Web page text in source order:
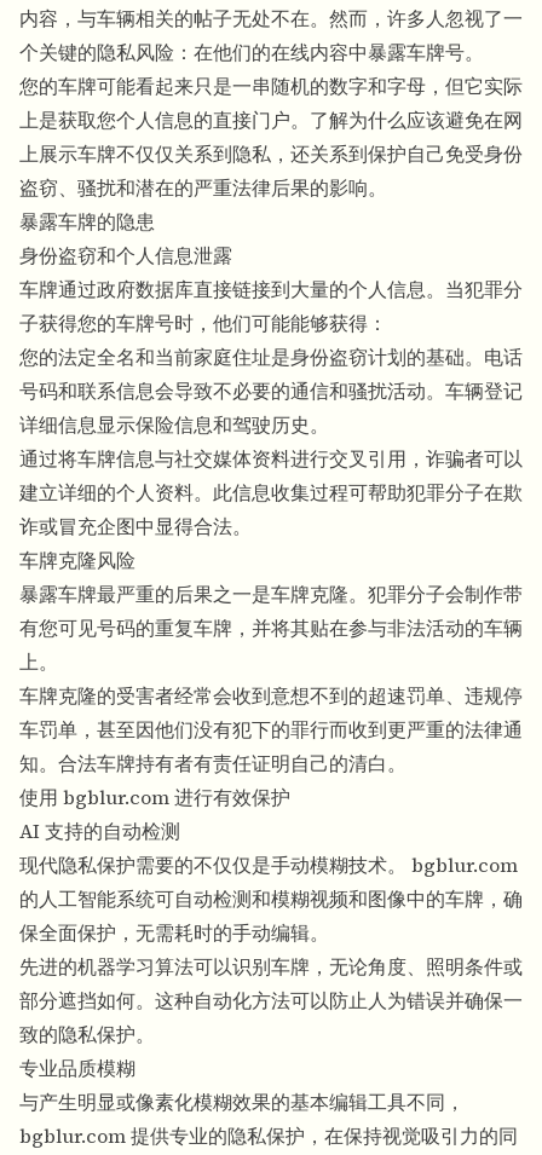
内容，与车辆相关的帖子无处不在。然而，许多人忽视了一
个关键的隐私风险：在他们的在线内容中暴露车牌号。
您的车牌可能看起来只是一串随机的数字和字母，但它实际
上是获取您个人信息的直接门户。了解为什么应该避免在网
上展示车牌不仅仅关系到隐私，还关系到保护自己免受身份
盗窃、骚扰和潜在的严重法律后果的影响。
暴露车牌的隐患
身份盗窃和个人信息泄露
车牌通过政府数据库直接链接到大量的个人信息。当犯罪分
子获得您的车牌号时，他们可能能够获得：
您的法定全名和当前家庭住址是身份盗窃计划的基础。电话
号码和联系信息会导致不必要的通信和骚扰活动。车辆登记
详细信息显示保险信息和驾驶历史。
通过将车牌信息与社交媒体资料进行交叉引用，诈骗者可以
建立详细的个人资料。此信息收集过程可帮助犯罪分子在欺
诈或冒充企图中显得合法。
车牌克隆风险
暴露车牌最严重的后果之一是车牌克隆。犯罪分子会制作带
有您可见号码的重复车牌，并将其贴在参与非法活动的车辆
上。
车牌克隆的受害者经常会收到意想不到的超速罚单、违规停
车罚单，甚至因他们没有犯下的罪行而收到更严重的法律通
知。合法车牌持有者有责任证明自己的清白。
使用 bgblur.com 进行有效保护
AI 支持的自动检测
现代隐私保护需要的不仅仅是手动模糊技术。 bgblur.com
的人工智能系统可自动检测和模糊视频和图像中的车牌，确
保全面保护，无需耗时的手动编辑。
先进的机器学习算法可以识别车牌，无论角度、照明条件或
部分遮挡如何。这种自动化方法可以防止人为错误并确保一
致的隐私保护。
专业品质模糊
与产生明显或像素化模糊效果的基本编辑工具不同，
bgblur.com 提供专业的隐私保护，在保持视觉吸引力的同